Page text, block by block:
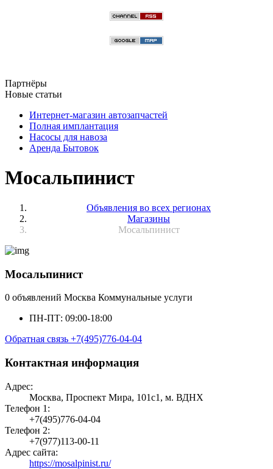
Партнёры
Новые статьи
Интернет-магазин автозапчастей
Полная имплантация
Насосы для навоза
Аренда Бытовок
Мосальпинист
Объявления во всех регионах
Магазины
Мосальпинист
Мосальпинист
0 объявлений Москва Коммунальные услуги
ПН-ПТ: 09:00-18:00
Обратная связь +7(495)776-04-04
Контактная информация
Адрес:
Москва, Проспект Мира, 101с1, м. ВДНХ
Телефон 1:
+7(495)776-04-04
Телефон 2:
+7(977)113-00-11
Адрес сайта:
https://mosalpinist.ru/